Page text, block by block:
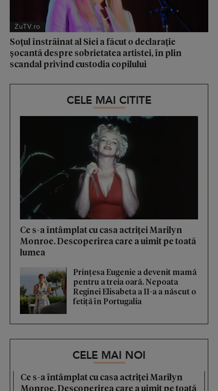
ZuTV.ro
Soțul înstrăinat al Siei a făcut o declarație
șocantă despre sobrietatea artistei, în plin
scandal privind custodia copilului
CELE MAI CITITE
Ce s-a întâmplat cu casa actriței Marilyn
Monroe. Descoperirea care a uimit pe toată
lumea
Prințesa Eugenie a devenit mamă
pentru a treia oară. Nepoata
Reginei Elisabeta a II-a a născut o
fetiță în Portugalia
CELE MAI NOI
Ce s-a întâmplat cu casa actriței Marilyn
Monroe. Descoperirea care a uimit pe toată